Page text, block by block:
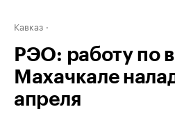
Кавказ
РЭО: работу по
Махачкале
апреля